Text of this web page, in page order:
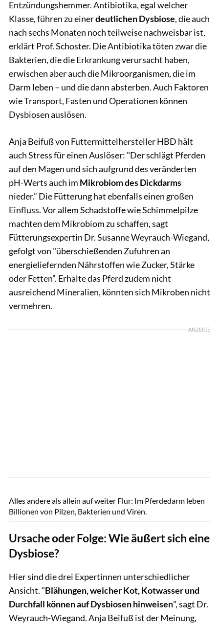
Entzündungshemmer. Antibiotika, egal welcher
Klasse, führen zu einerdeutlichen Dysbiose, die auch
nach sechs Monaten noch teilweise nachweisbar ist,
erklärt Prof. Schoster. Die Antibiotika töten zwar die
Bakterien, die die Erkrankung verursacht haben,
erwischen aber auch die Mikroorganismen, die im
Darm leben – und die dann absterben. Auch Faktoren
wie Transport, Fasten und Operationen können
Dysbiosen auslösen.
Anja Beifuß von Futtermittelhersteller HBD hält
auch Stress für einen Auslöser: "Der schlägt Pferden
auf den Magen und sich aufgrund des veränderten
pH-Werts auch im Mikrobiom des Dickdarms
nieder.” Die Fütterung hat ebenfalls einen großen
Einfluss. Vor allem Schadstoffe wie Schimmelpilze
machten dem Mikrobiom zu schaffen, sagt
Fütterungsexpertin Dr. Susanne Weyrauch-Wiegand,
gefolgt von "überschießenden Zufuhren an
energieliefernden Nährstoffen wie Zucker, Stärke
oder Fetten”. Erhalte das Pferd zudem nicht
ausreichend Mineralien, könnten sich Mikroben nicht
vermehren.
ANZEIGE
Alles andere als allein auf weiter Flur: Im Pferdedarm leben
Billionen von Pilzen, Bakterien und Viren.
Ursache oder Folge: Wie äußert sich eine
Dysbiose?
Hier sind die drei Expertinnen unterschiedlicher
Ansicht. "Blähungen, weicher Kot, Kotwasser und
Durchfall können auf Dysbiosen hinweisen", sagt Dr.
Weyrauch-Wiegand. Anja Beifuß ist der Meinung,